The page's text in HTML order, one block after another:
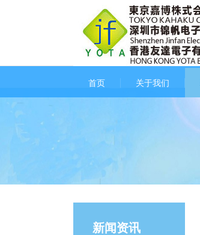
首页 关于我们
新闻资讯